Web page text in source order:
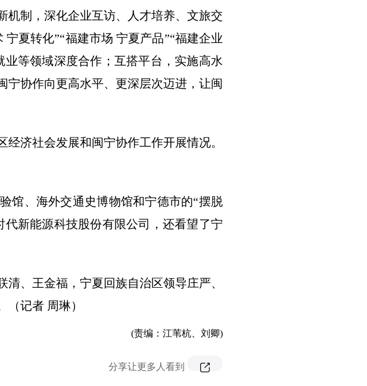
机制，深化企业互访、人才培养、文旅交
夏转化”“福建市场 宁夏产品”“福建企业
等领域深度合作；互搭平台，实施高水
宁协作向更高水平、更深层次迈进，让闽
济社会发展和闽宁协作工作开展情况。
馆、海外交通史博物馆和宁德市的“摆脱
新能源科技股份有限公司，还看望了宁
、王金福，宁夏回族自治区领导庄严、
记者 周琳）
(责编：江苇杭、刘卿)
分享让更多人看到